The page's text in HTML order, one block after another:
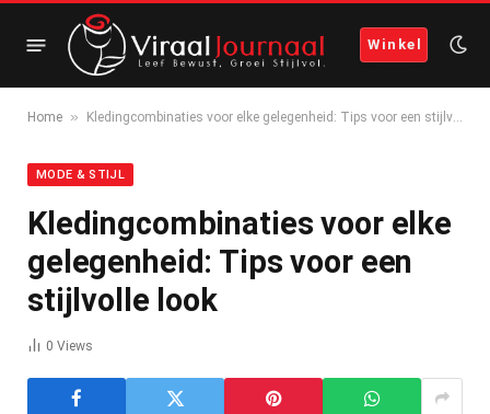
Winkel
Home » Kledingcombinaties voor elke gelegenheid: Tips voor een stijlvolle look
MODE & STIJL
Kledingcombinaties voor elke
gelegenheid: Tips voor een
stijlvolle look
0 Views